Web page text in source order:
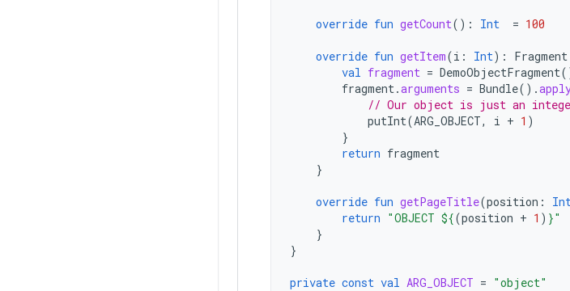
override fun getCount(): Int = 100
override fun getItem(i : Int): Fragment
val fragment = DemoObjectFragment
fragment.arguments = Bundle().
// Our object is just an
putInt(ARG_OBJECT, i + 1 )
}
return fragment
}
override fun getPageTitle(position :
return "OBJECT ${(position + 1 ) }"
}
}
private const val ARG_OBJECT = "object"